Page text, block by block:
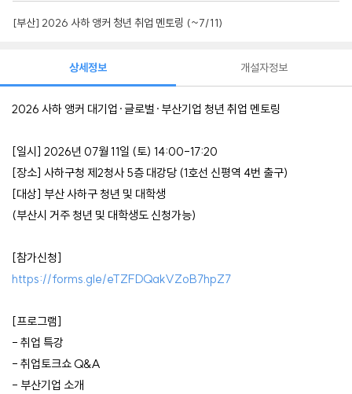
[부산] 2026 사하 앵커 청년 취업 멘토링 (~7/11)
상세정보
2026 사하 앵커 대기업·글로벌·부산기업 청년 취업 멘토링
[일시] 2026년 07월 11일 (토) 14:00-17:20
[장소] 사하구청 제2청사 5층 대강당 (1호선 신평역 4번 출구)
[대상] 부산 사하구 청년 및 대학생
(부산시 거주 청년 및 대학생도 신청가능)
[참가신청]
https://forms.gle/eTZFDQakVZoB7hpZ7
[프로그램]
- 취업 특강
- 취업토크쇼 Q&A
- 부산기업 소개
개설자정보